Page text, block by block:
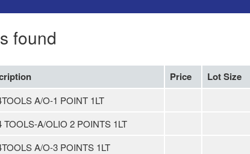
found
Price Lot Size
A/O-1 POINT 1LT
TOOLS-A/OLIO 2 POINTS 1LT
A/O-3 POINTS 1LT